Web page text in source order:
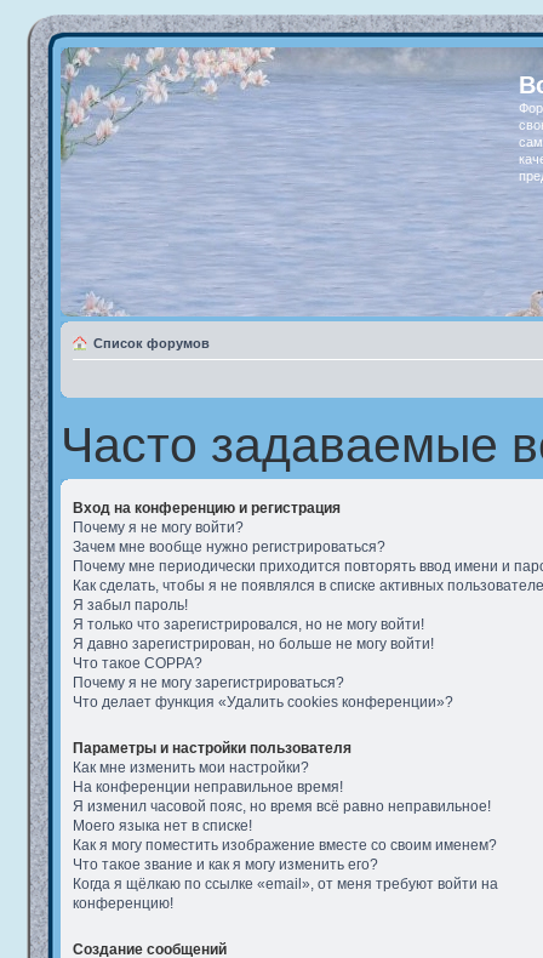
Список форумов
Часто задаваемые
Вход на конференцию и регистрация
Почему я не могу войти?
Зачем мне вообще нужно регистрироваться?
Почему мне периодически приходится повторять ввод имени и
Как сделать, чтобы я не появлялся в списке активных
Я забыл пароль!
Я только что зарегистрировался, но не могу войти!
Я давно зарегистрирован, но больше не могу войти!
Что такое COPPA?
Почему я не могу зарегистрироваться?
Что делает функция «Удалить cookies конференции»?
Параметры и настройки пользователя
Как мне изменить мои настройки?
На конференции неправильное время!
Я изменил часовой пояс, но время всё равно неправильное!
Моего языка нет в списке!
Как я могу поместить изображение вместе со своим именем?
Что такое звание и как я могу изменить его?
Когда я щёлкаю по ссылке «email», от меня требуют войти на
конференцию!
Создание сообщений